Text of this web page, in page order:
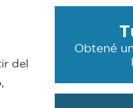
del
Obtené